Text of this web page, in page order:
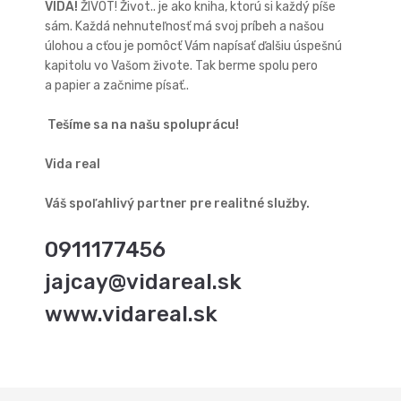
VIDA! ŽIVOT! Život.. je ako kniha, ktorú si každý píše
sám. Každá nehnuteľnosť má svoj príbeh a našou
úlohou a cťou je pomôcť Vám napísať ďalšiu úspešnú
kapitolu vo Vašom živote. Tak berme spolu pero
a papier a začnime písať..
Tešíme sa na našu spoluprácu!
Vida real
Váš spoľahlivý partner pre realitné služby.
0911177456
jajcay@vidareal.sk
www.vidareal.sk